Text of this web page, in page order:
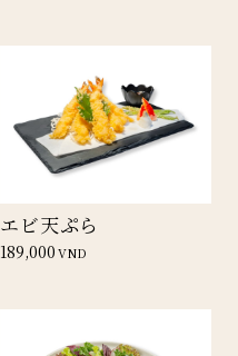
エビ天ぷら
189,000VND